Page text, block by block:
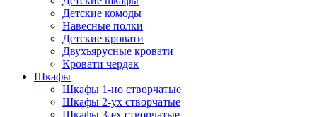
Детские комоды
Навесные полки
Детские кровати
Двухъярусные кровати
Кровати чердак
Шкафы
Шкафы 1-но створчатые
Шкафы 2-ух створчатые
Шкафы 3-ех створчатые